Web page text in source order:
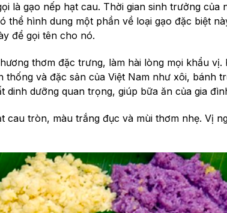
là gạo nếp hạt cau. Thời gian sinh trưởng
thể hình dung một phần về loại gạo đặc biệt
để gọi tên cho nó.
thơm đặc trưng, làm hài lòng mọi khẩu
thống và đặc sản của Việt Nam như xôi,
dinh dưỡng quan trọng, giúp bữa ăn của gia
cau tròn, màu trắng đục và mùi thơm nhẹ. Vị